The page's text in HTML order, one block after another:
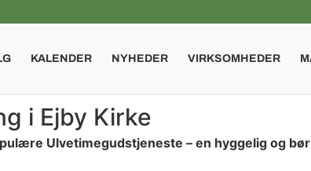
KALENDER NYHEDER VIRKSOMHEDER
i Ejby Kirke
Ulvetimegudstjeneste – en hyggelig og